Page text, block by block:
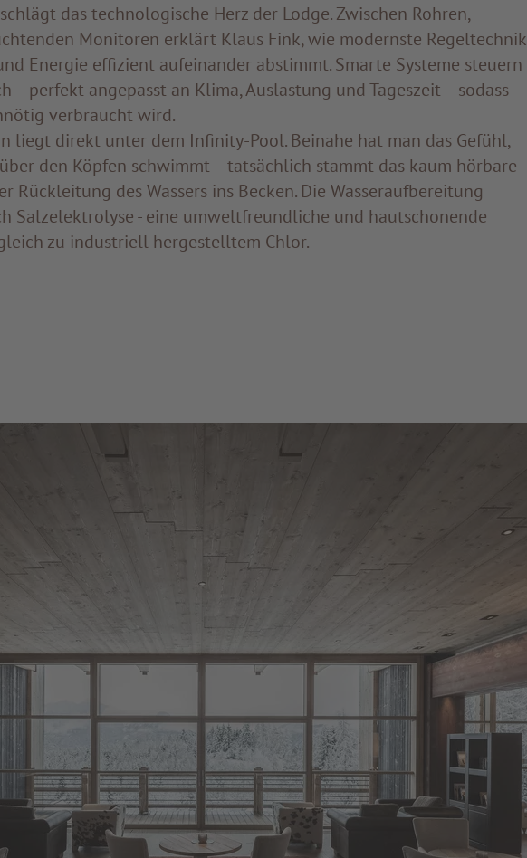
das technologische Herz der Lodge. Zwischen Rohren,
Monitoren erklärt Klaus Fink, wie modernste Regeltechnik
Energie effizient aufeinander abstimmt. Smarte Systeme steuern
– perfekt angepasst an Klima, Auslastung und Tageszeit – sodass
verbraucht wird.
liegt direkt unter dem Infinity-Pool. Beinahe hat man das Gefühl,
den Köpfen schwimmt – tatsächlich stammt das kaum hörbare
Rückleitung des Wassers ins Becken. Die Wasseraufbereitung
Salzelektrolyse - eine umweltfreundliche und hautschonende
zu industriell hergestelltem Chlor.